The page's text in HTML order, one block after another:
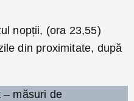
nopții, (ora 23,55)
din proximitate, după
– măsuri de